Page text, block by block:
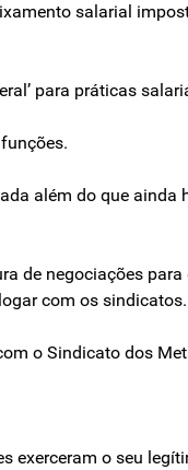
salarial
para práticas
além do que ainda
de negociações
com os sindicatos.
o Sindicato dos
exerceram o seu